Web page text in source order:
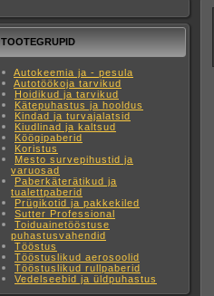
TOOTEGRUPID
Autokeemia ja - pesula
Autotöökoja tarvikud
Hoidikud ja tarvikud
Kätepuhastus ja hooldus
Kindad ja turvajalatsid
Kiudlinad ja kaltsud
Köögipaberid
Koristus
Mesto survepihustid ja
varuosad
Paberkäterätikud ja
tualettpaberid
Prügikotid ja pakkekiled
Sutter Professional
Toiduainetööstuse
puhastusvahendid
Tööstus
Tööstuslikud aerosoolid
Tööstuslikud rullpaberid
Vedelseebid ja üldpuhastus